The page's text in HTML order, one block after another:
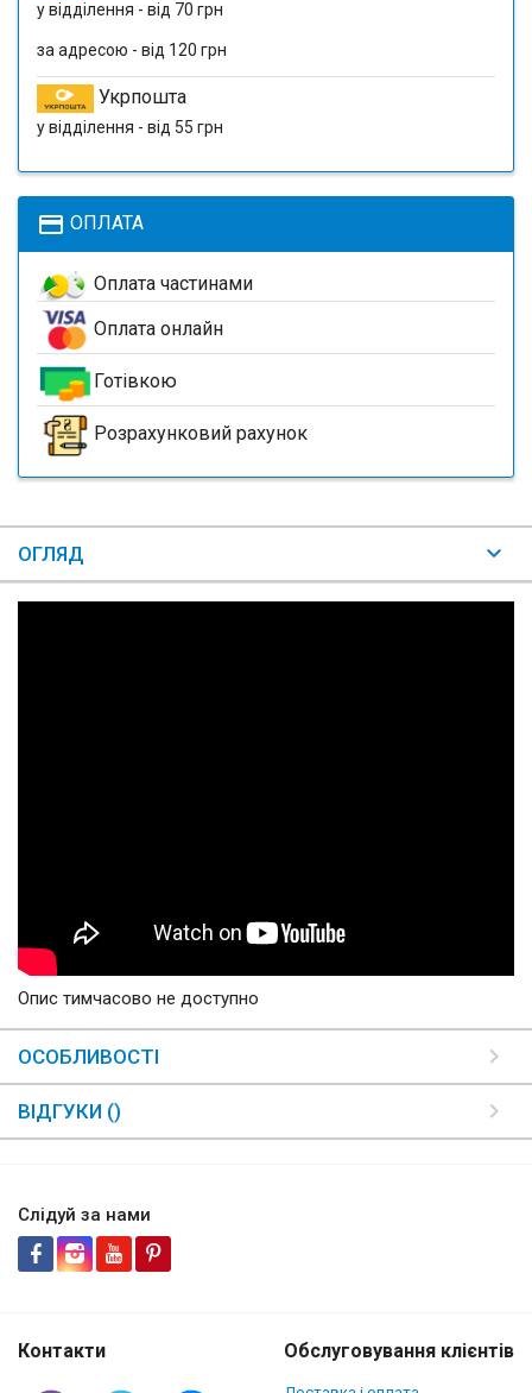
у відділення - від 70 грн
за адресою - від 120 грн
Укрпошта
у відділення - від 55 грн
payment ОПЛАТА
Оплата частинами
Оплата онлайн
Готівкою
Розрахунковий рахунок
ОГЛЯД
Опис тимчасово не доступно
ОСОБЛИВОСТІ
ВІДГУКИ ()
Слідуй за нами
Контакти Обслуговування клієнтів